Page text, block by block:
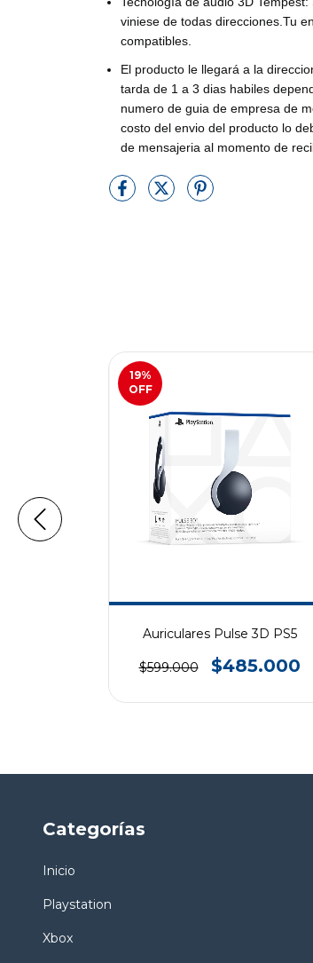
viniese de todas direcciones.Tu
compatibles.
El producto le llegará a la
tarda de 1 a 3 dias habiles
numero de guia de empresa de
costo del envio del producto lo
de mensajeria al momento de
19%
OFF
Auriculares Pulse 3D PS5
$599.000 $485.000
Categorías
Inicio
Playstation
Xbox